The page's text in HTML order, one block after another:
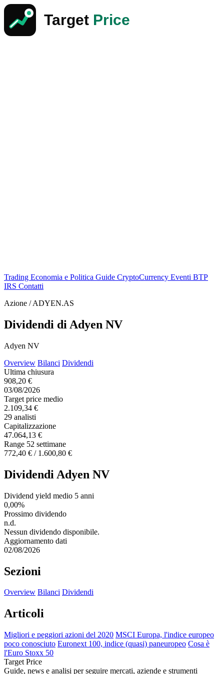
Trading Economia e Politica Guide CryptoCurrency Eventi BTP
IRS Contatti
Azione / ADYEN.AS
Dividendi di Adyen NV
Adyen NV
Overview Bilanci Dividendi
Ultima chiusura
908,20 €
03/08/2026
Target price medio
2.109,34 €
29 analisti
Capitalizzazione
47.064,13 €
Range 52 settimane
772,40 € / 1.600,80 €
Dividendi Adyen NV
Dividend yield medio 5 anni
0,00%
Prossimo dividendo
n.d.
Nessun dividendo disponibile.
Aggiornamento dati
02/08/2026
Sezioni
Overview Bilanci Dividendi
Articoli
Migliori e peggiori azioni del 2020 MSCI Europa, l'indice europeo
poco conosciuto Euronext 100, indice (quasi) paneuropeo Cosa è
l'Euro Stoxx 50
Target Price
Guide, news e analisi per seguire mercati, aziende e strumenti